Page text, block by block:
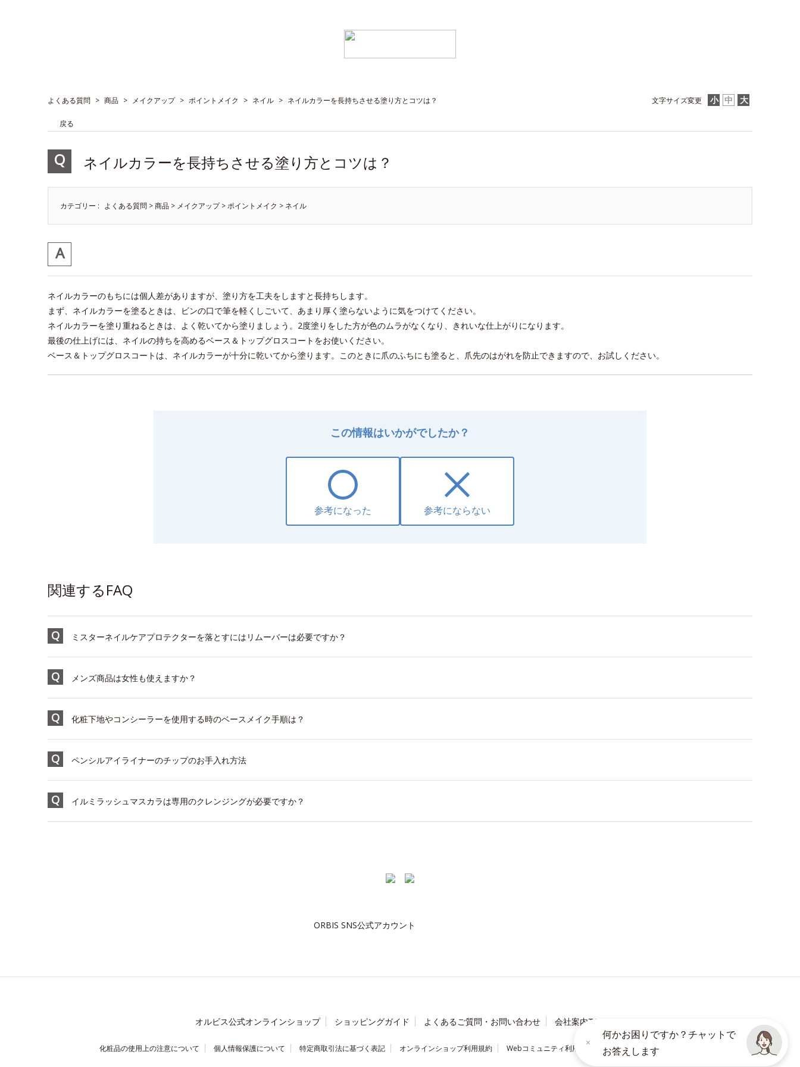
文字サイズ変更
よくある質問 > 商品 > メイクアップ > ポイントメイク > ネイル > ネイルカラーを長持ちさせる塗り方とコツは？
戻る
ネイルカラーを長持ちさせる塗り方とコツは？
カテゴリー : よくある質問 >商品 > メイクアップ>ポイントメイク > ネイル
ネイルカラーのもちには個人差がありますが、塗り方を工夫をしますと長持ちします。
まず、ネイルカラーを塗るときは、ビンの口で筆を軽くしごいて、あまり厚く塗らないように気をつけてください。
ネイルカラーを塗り重ねるときは、よく乾いてから塗りましょう。2度塗りをした方が色のムラがなくなり、きれいな仕上がりになります。
最後の仕上げには、ネイルの持ちを高めるベース＆トップグロスコートをお使いください。
ベース＆トップグロスコートは、ネイルカラーが十分に乾いてから塗ります。このときに爪のふちにも塗ると、爪先のはがれを防止できますので、お試しください。
この情報はいかがでしたか？
参考になった 参考にならない
関連するFAQ
ミスターネイルケアプロテクターを落とすにはリムーバーは必要ですか？
メンズ商品は女性も使えますか？
化粧下地やコンシーラーを使用する時のベースメイク手順は？
ペンシルアイライナーのチップのお手入れ方法
イルミラッシュマスカラは専用のクレンジングが必要ですか？
ORBIS SNS公式アカウント
オルビス公式オンラインショップ ショッピングガイド よくあるご質問・お問い合わせ 会社案内TOP
化粧品の使用上の注意について 個人情報保護について 特定商取引法に基づく表記 オンラインショップ利用規約 Webコミュニティ利用規約 ソーシャルメディアポリシー
何かお困りですか？チャットで
お答えします